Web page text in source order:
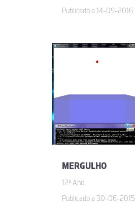
Publicado a 14-09-2016
MERGULHO
12º Ano
Publicado a 30-06-2015